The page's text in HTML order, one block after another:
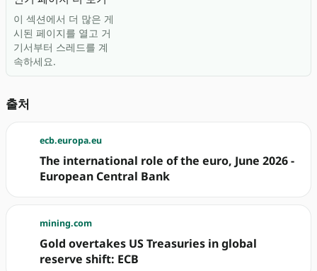
이 섹션에서 더 많은 게
시된 페이지를 열고 거
기서부터 스레드를 계
속하세요.
출처
ecb.europa.eu
The international role of the euro, June 2026 -
European Central Bank
mining.com
Gold overtakes US Treasuries in global
reserve shift: ECB